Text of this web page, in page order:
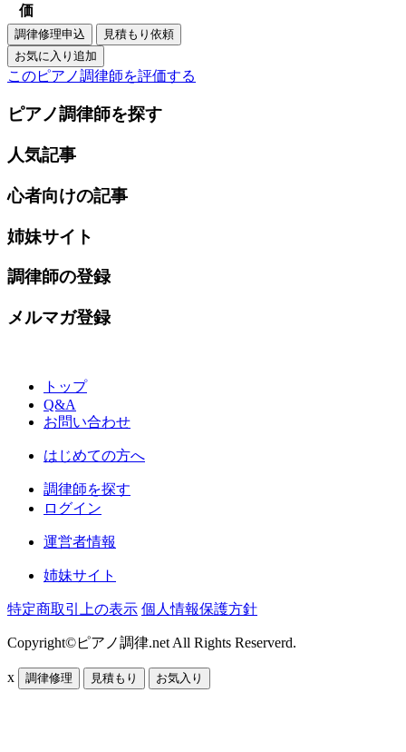
価
このピアノ調律師を評価する
ピアノ調律師を探す
人気記事
心者向けの記事
姉妹サイト
調律師の登録
メルマガ登録
トップ
Q&A
お問い合わせ
はじめての方へ
調律師を探す
ログイン
運営者情報
姉妹サイト
特定商取引上の表示 個人情報保護方針
Copyright©ピアノ調律.net All Rights Reserverd.
x